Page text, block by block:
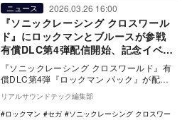
ニュース 2026.03.26 16:00
『ソニックレーシング クロスワール
ド』にロックマンとブルースが参戦
有償DLC第4弾配信開始、記念イベン
トも開催
『ソニックレーシング クロスワールド』有
償DLC第4弾『ロックマン パック』が配信
開始。ロックマンとブルースがレーサーと
して参戦…
リアルサウンドテック編集部
ロックマン
セガ
ソニックレーシング クロスワー